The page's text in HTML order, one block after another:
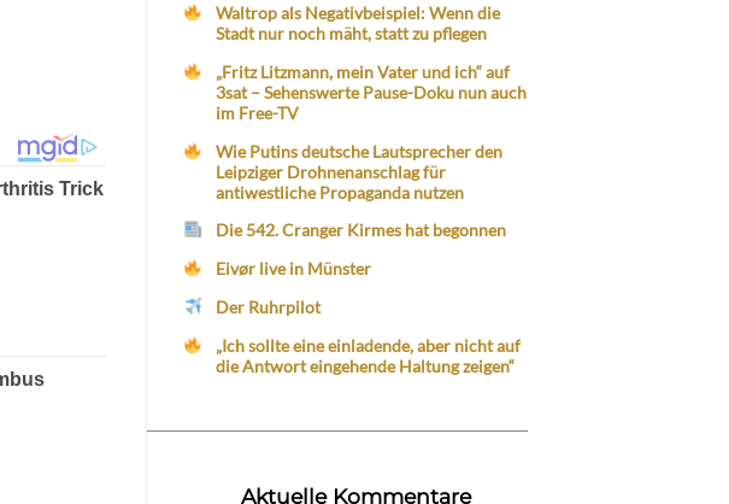
Waltrop als Negativbeispiel: Wenn die
Stadt nur noch mäht, statt zu pflegen
„Fritz Litzmann, mein Vater und ich“ auf
3sat – Sehenswerte Pause-Doku nun auch
im Free-TV
Wie Putins deutsche Lautsprecher den
Leipziger Drohnenanschlag für
antiwestliche Propaganda nutzen
Die 542. Cranger Kirmes hat begonnen
Eivør live in Münster
Der Ruhrpilot
„Ich sollte eine einladende, aber nicht auf
die Antwort eingehende Haltung zeigen“
Aktuelle Kommentare